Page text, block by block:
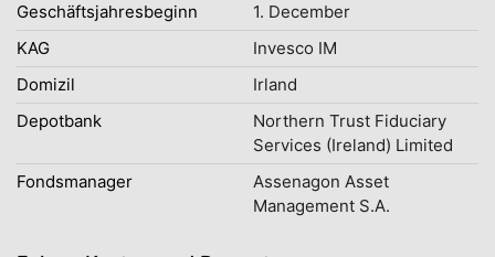
Geschäftsjahresbeginn
1. December
KAG
Invesco IM
Domizil
Irland
Depotbank
Northern Trust Fiduciary
Services (Ireland) Limited
Fondsmanager
Assenagon Asset
Management S.A.